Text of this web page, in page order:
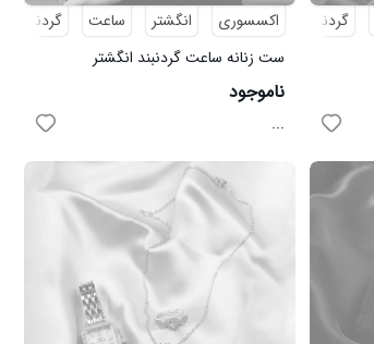
گردنبند
اکسسوری
انگشتر ساعت
گردنبند
ست زنانه ساعت گردنبند انگشتر
Van.Cleef_Black مدل 3739
ناموجود
...